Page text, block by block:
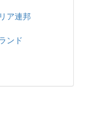
ア連邦
ンド